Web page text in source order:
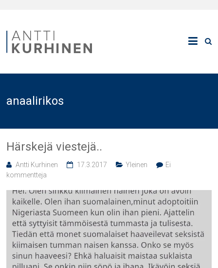
anaalirikos
Härskejä viestejä..
Antti Kurhinen 17.3.2017 Yleinen
Ei
kommentteja